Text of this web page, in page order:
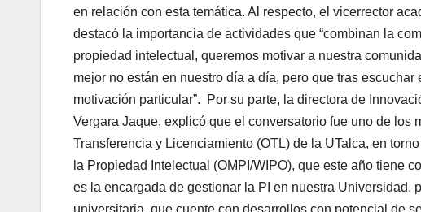
en relación con esta temática. Al respecto, el vicerrector
destacó la importancia de actividades que “combinan la
propiedad intelectual, queremos motivar a nuestra
mejor no están en nuestro día a día, pero que tras
motivación particular”. Por su parte, la directora de
Vergara Jaque, explicó que el conversatorio fue uno de los
Transferencia y Licenciamiento (OTL) de la UTalca, en
la Propiedad Intelectual (OMPI/WIPO), que este año tiene
es la encargada de gestionar la PI en nuestra Universidad,
universitaria, que cuente con desarrollos con potencial de